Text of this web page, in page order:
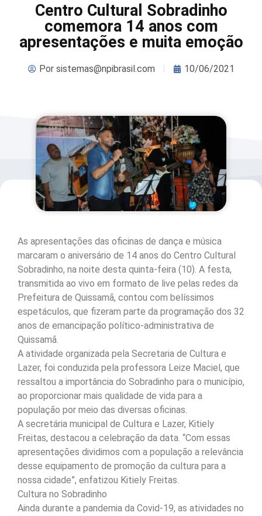
Centro Cultural Sobradinho
comemora 14 anos com
apresentações e muita emoção
Porsistemas@npibrasil.com 10/06/2021
As apresentações das oficinas de dança e música
marcaram o aniversário de 14 anos do Centro Cultural
Sobradinho, na noite desta quinta-feira (10). A festa,
transmitida ao vivo em formato de live pelas redes da
Prefeitura de Quissamã, contou com belíssimos
espetáculos, que fizeram parte da programação dos 32
anos de emancipação político-administrativa de
Quissamã.
A atividade organizada pela Secretaria de Cultura e
Lazer, foi conduzida pela professora Leize Maciel, que
ressaltou a importância do Sobradinho para o município,
ao proporcionar mais qualidade de vida para a
população por meio das diversas oficinas.
A secretária municipal de Cultura e Lazer, Kitiely
Freitas, destacou a celebração da data. “Com essas
apresentações dividimos com a população a relevância
desse equipamento de promoção da cultura para a
nossa cidade”, enfatizou Kitiely Freitas.
Cultura no Sobradinho
Ainda durante a pandemia da Covid-19, as atividades no